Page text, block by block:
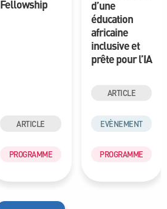
Fellowship
ARTICLE
PROGRAMME
d’une
éducation
africaine
inclusive et
prête pour l’IA
ARTICLE
EVÈNEMENT
PROGRAMME